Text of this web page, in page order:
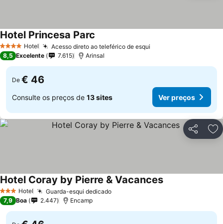
4 EstrelasHotel Acesso direto ao teleférico de esqui
Hotel Princesa Parc
8,5 Excelente 7.615 Arinsal
De € 46
Consulte os preços de 13 sites Ver preços
Partilhar
3 EstrelasHotel Guarda-esqui dedicadoVer preços
Hotel Coray by Pierre & VacancesVer preços
7,9 Boa 2.447 Encamp